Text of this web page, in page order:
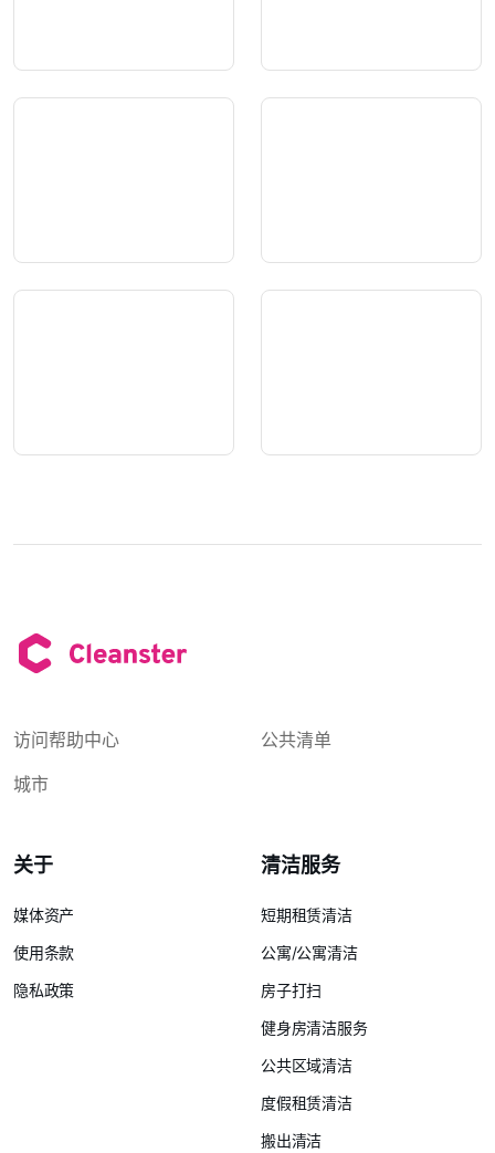
访问帮助中心
公共清单
城市
关于
媒体资产
使用条款
隐私政策
清洁服务
短期租赁清洁
公寓/公寓清洁
房子打扫
健身房清洁服务
公共区域清洁
度假租赁清洁
搬出清洁